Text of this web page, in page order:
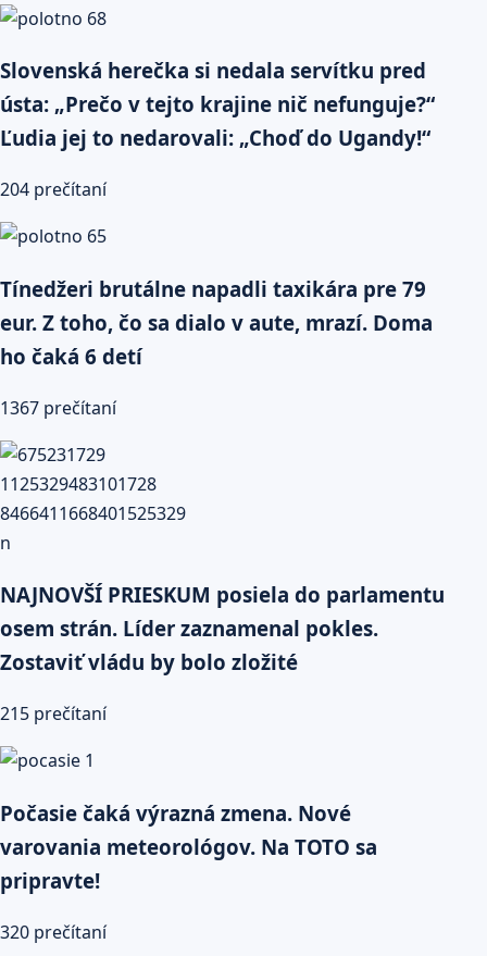
Slovenská herečka si nedala servítku pred
ústa: „Prečo v tejto krajine nič nefunguje?“
Ľudia jej to nedarovali: „Choď do Ugandy!“
204 prečítaní
Tínedžeri brutálne napadli taxikára pre 79
eur. Z toho, čo sa dialo v aute, mrazí. Doma
ho čaká 6 detí
1367 prečítaní
NAJNOVŠÍ PRIESKUM posiela do parlamentu
osem strán. Líder zaznamenal pokles.
Zostaviť vládu by bolo zložité
215 prečítaní
Počasie čaká výrazná zmena. Nové
varovania meteorológov. Na TOTO sa
pripravte!
320 prečítaní